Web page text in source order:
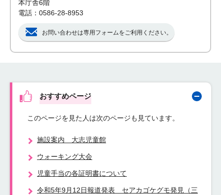
本庁舎6階
電話：0586-28-8953
お問い合わせは専用フォームをご利用ください。
おすすめページ
このページを見た人は次のページも見ています。
施設案内 大志児童館
ウォーキング大会
児童手当の各証明書について
令和5年9月12日報道発表 セアカゴケグモ発見（三